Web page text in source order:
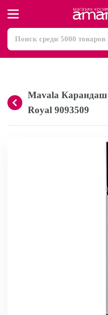
Mavala Карандаш
Royal 9093509